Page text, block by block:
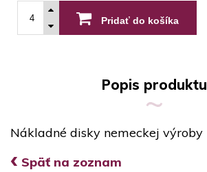
Pridať do košíka
Popis produktu
Nákladné disky nemeckej výroby
‹ Späť na zoznam